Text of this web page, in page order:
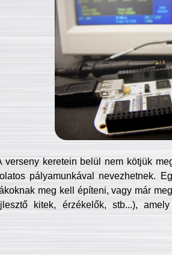
verseny keretein belül nem kötjük
pályamunkával nevezhetnek.
meg kell építeni, vagy már
kitek, érzékelők, stb...),